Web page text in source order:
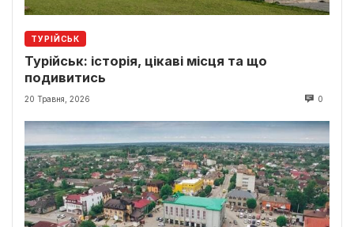
ТУРІЙСЬК
Турійськ: історія, цікаві місця та що
подивитись
20 Травня, 2026 0